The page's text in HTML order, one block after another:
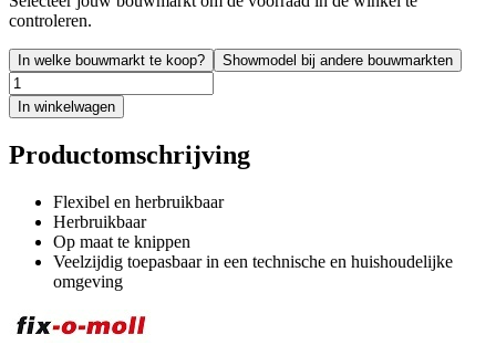
controleren.
In welke bouwmarkt te koop? Showmodel bij andere bouwmarkten
In winkelwagen
Productomschrijving
Flexibel en herbruikbaar
Herbruikbaar
Op maat te knippen
Veelzijdig toepasbaar in een technische en huishoudelijke
omgeving